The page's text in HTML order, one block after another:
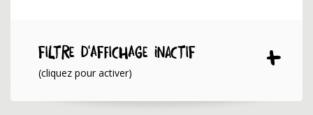
Filtre d'affichage INACTIF
(cliquez pour activer)